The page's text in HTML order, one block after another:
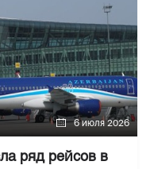
6 июля 2026
ряд рейсов в